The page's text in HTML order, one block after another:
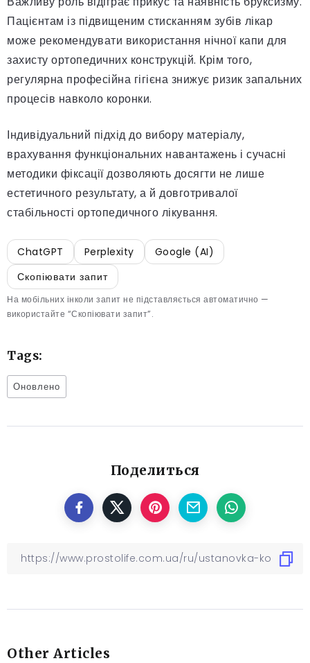
Пацієнтам із підвищеним стисканням зубів лікар
може рекомендувати використання нічної капи для
захисту ортопедичних конструкцій. Крім того,
регулярна професійна гігієна знижує ризик запальних
процесів навколо коронки.
Індивідуальний підхід до вибору матеріалу,
врахування функціональних навантажень і сучасні
методики фіксації дозволяють досягти не лише
естетичного результату, а й довготривалої
стабільності ортопедичного лікування.
ChatGPT Perplexity
Google (AI)
Скопіювати запит
На мобільних інколи запит не підставляється автоматично —
використайте “Скопіювати запит”.
Tags:
Оновлено
Поделиться
Other Articles